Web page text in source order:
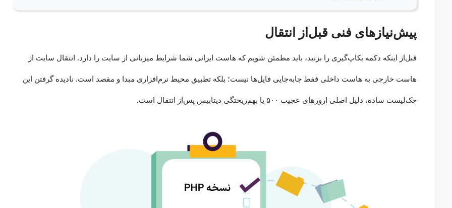
پیش‌نیازهای فنی قبل‌از انتقال
قبل‌از اینکه دکمه بکاپ‌گیری را بزنید، باید مطمئن شویم که هاست ایرانی شما شرایط میزبانی از سایت را دارد. انتقال سایت از
هاست خارجی به هاست داخلی فقط جابه‌جایی فایل‌ها نیست؛ بلکه تطبیق محیط نرم‌افزاری مبدا و مقصد است. نادیده گرفتن این
چک‌لیست ساده، دلیل اصلی ارورهای عجیب ۵۰۰ یا بهم‌ریختگی دیتابیس پس‌از انتقال است.